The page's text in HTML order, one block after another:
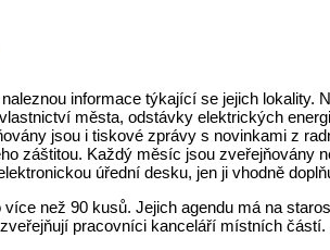
informace týkající se jejich lokality.
města, odstávky elektrických
jsou i tiskové zprávy s novinkami z
záštitou. Každý měsíc jsou zveřejňovány
úřední desku, jen ji vhodně
než 90 kusů. Jejich agendu má na
pracovníci kanceláří místních částí.